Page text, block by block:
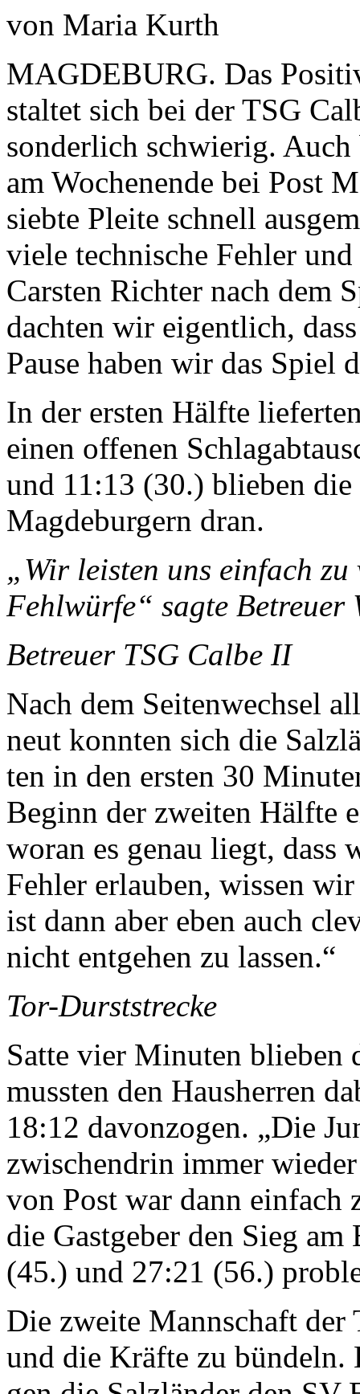
von Maria Kurth
MAGDEBURG. Das
staltet sich bei der TSG
sonder­lich schwierig.
am Wochenende bei Post
siebte Pleite schnell
viele technische Fehler
Carsten Richter nach dem
dachten wir eigentlich,
Pause ha­ben wir das Spiel
In der ersten Hälfte
einen offenen
und 11:13 (30.) blieben
Magdebur­gern dran.
„Wir leisten uns einfach
Fehlwürfe“ sagte Betreuer
Betreuer TSG Calbe II
Nach dem Seitenwechsel
neut konnten sich die
ten in den ersten 30
Beginn der zweiten Hälfte
wor­an es genau liegt, dass
Fehler erlauben, wissen
ist dann aber eben auch
nicht ent­gehen zu lassen.“
Tor-Durststrecke
Satte vier Minuten blieben
mussten den Hausherren
18:12 davonzogen. „Die
zwischen­drin immer
von Post war dann einfach
die Gastgeber den Sieg
(45.) und 27:21 (56.)
Die zweite Mannschaft der
und die Kräfte zu